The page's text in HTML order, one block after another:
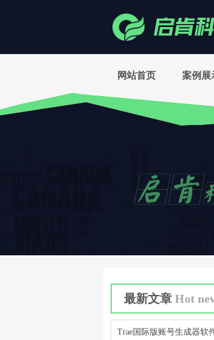
网站首页 案例展
最新文章 Hot
Trae国际版账号生成器软